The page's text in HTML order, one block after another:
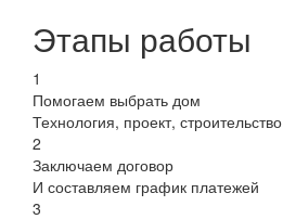
Этапы работы
1
Помогаем выбрать дом
Технология, проект, строительство
2
Заключаем договор
И составляем график платежей
3